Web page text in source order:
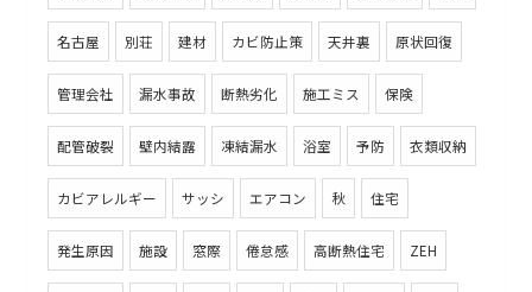
名古屋 別荘 建材 カビ防止策 天井裏 原状回復
管理会社 漏水事故 断熱劣化 施工ミス 保険
配管破裂 壁内結露 凍結漏水 浴室 予防 衣類収納
カビアレルギー サッシ エアコン 秋 住宅
発生原因 施設 窓際 倦怠感 高断熱住宅 ZEH